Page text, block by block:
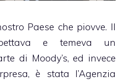
Paese che piovve. ll
e temeva un
di Moody’s, ed invece
è stata l’Agenzia